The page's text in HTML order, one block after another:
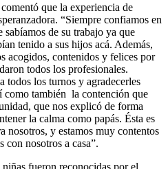
que la experiencia de
“Siempre confiamos en
de su trabajo ya que
tenido a sus hijos acá. Además,
acogidos, contenidos y felices por
todos los profesionales.
todos los turnos y agradecerles
como también la contención que
que nos explicó de forma
la calma como papás. Ésta es
nosotros, y estamos muy contentos
con nosotros a casa”.
fueron reconocidas por el